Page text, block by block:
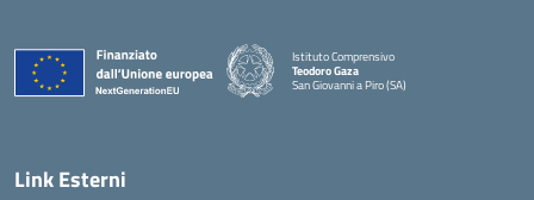
Istituto Comprensivo
Teodoro Gaza
San Giovanni a Piro (SA)
Link Esterni